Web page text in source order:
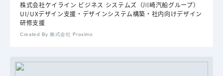
株式会社ケイライン ビジネス システムズ（川崎汽船グループ）
UI/UXデザイン支援・デザインシステム構築・社内向けデザイン
研修支援
Created By 株式会社 Proximo